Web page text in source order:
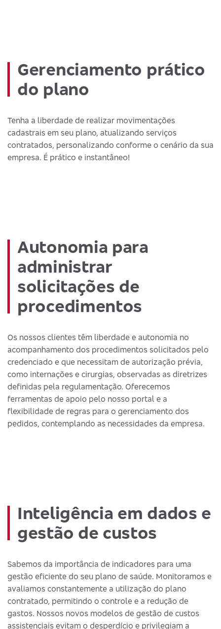
Gerenciamento prático
do plano
Tenha a liberdade de realizar movimentações
cadastrais em seu plano, atualizando serviços
contratados, personalizando conforme o cenário da sua
empresa. É prático e instantâneo!
Autonomia para
administrar
solicitações de
procedimentos
Os nossos clientes têm liberdade e autonomia no
acompanhamento dos procedimentos solicitados pelo
credenciado e que necessitam de autorização prévia,
como internações e cirurgias, observadas as diretrizes
definidas pela regulamentação. Oferecemos
ferramentas de apoio pelo nosso portal e a
flexibilidade de regras para o gerenciamento dos
pedidos, contemplando as necessidades da empresa.
Inteligência em dados e
gestão de custos
Sabemos da importância de indicadores para uma
gestão eficiente do seu plano de saúde. Monitoramos e
avaliamos constantemente a utilização do plano
contratado, permitindo o controle e a redução de
gastos. Nossos novos modelos de gestão de custos
assistenciais evitam o desperdício e privilegiam a